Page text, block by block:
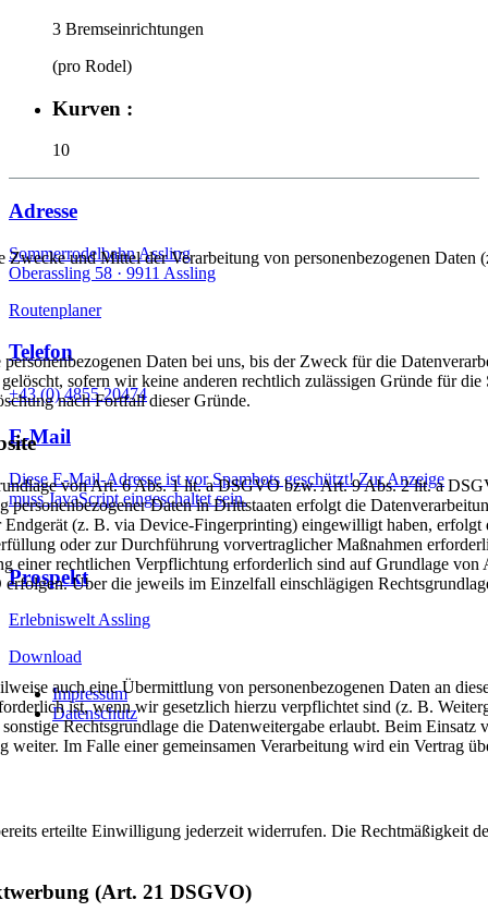
3 Bremseinrichtungen
(pro Rodel)
Kurven :
10
Adresse
Sommerrodelbahn Assling
Oberassling 58 · 9911 Assling
Routenplaner
Telefon
+43 (0) 4855 20474
E-Mail
Diese E-Mail-Adresse ist vor Spambots geschützt! Zur Anzeige
muss JavaScript eingeschaltet sein.
Prospekt
Erlebniswelt Assling
Download
Impressum
Datenschutz
und Mittel der Verarbeitung von personenbezogenen
Daten bei uns, bis der Zweck für die
sofern wir keine anderen rechtlich zulässigen Gründe für die
nach Fortfall dieser Gründe.
von Art. 6 Abs. 1 lit. a DSGVO bzw. Art. 9 Abs. 2 lit. a
Daten in Drittstaaten erfolgt die
(z. B. via Device-Fingerprinting) eingewilligt haben, erfolgt
oder zur Durchführung vorvertraglicher Maßnahmen
einer rechtlichen Verpflichtung erforderlich sind auf Grundlage
Über die jeweils im Einzelfall einschlägigen
auch eine Übermittlung von personenbezogenen Daten an
ist, wenn wir gesetzlich hierzu verpflichtet sind (z. B.
Rechtsgrundlage die Datenweitergabe erlaubt. Beim Einsatz
Im Falle einer gemeinsamen Verarbeitung wird ein Vertrag
erteilte Einwilligung jederzeit widerrufen. Die Rechtmäßigkeit
(Art. 21 DSGVO)